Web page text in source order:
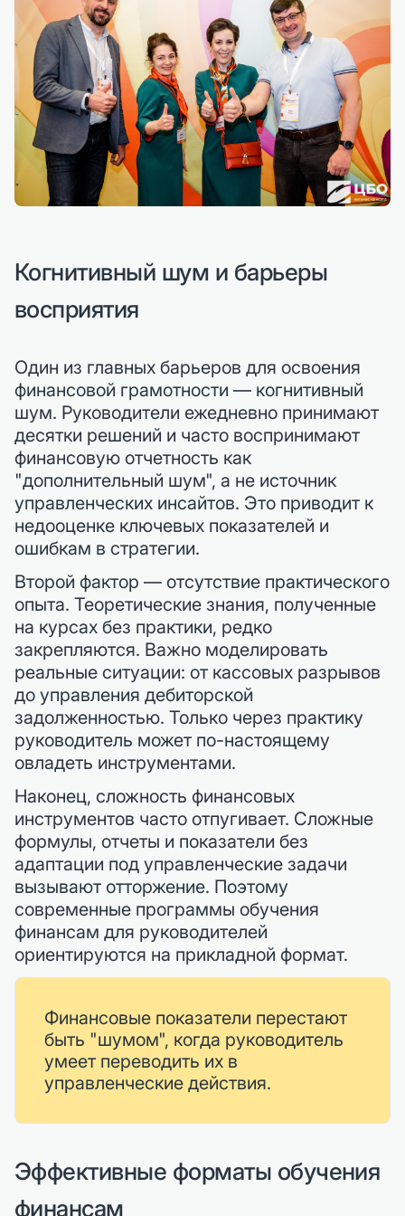
Когнитивный шум и барьеры
восприятия
Один из главных барьеров для освоения
финансовой грамотности — когнитивный
шум. Руководители ежедневно принимают
десятки решений и часто воспринимают
финансовую отчетность как
"дополнительный шум", а не источник
управленческих инсайтов. Это приводит к
недооценке ключевых показателей и
ошибкам в стратегии.
Второй фактор — отсутствие практического
опыта. Теоретические знания, полученные
на курсах без практики, редко
закрепляются. Важно моделировать
реальные ситуации: от кассовых разрывов
до управления дебиторской
задолженностью. Только через практику
руководитель может по-настоящему
овладеть инструментами.
Наконец, сложность финансовых
инструментов часто отпугивает. Сложные
формулы, отчеты и показатели без
адаптации под управленческие задачи
вызывают отторжение. Поэтому
современные программы обучения
финансам для руководителей
ориентируются на прикладной формат.
Финансовые показатели перестают
быть "шумом", когда руководитель
умеет переводить их в
управленческие действия.
Эффективные форматы обучения
финансам